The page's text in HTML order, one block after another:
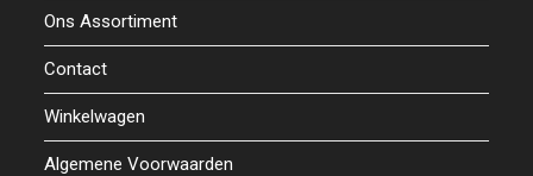
Ons Assortiment
Contact
Winkelwagen
Algemene Voorwaarden